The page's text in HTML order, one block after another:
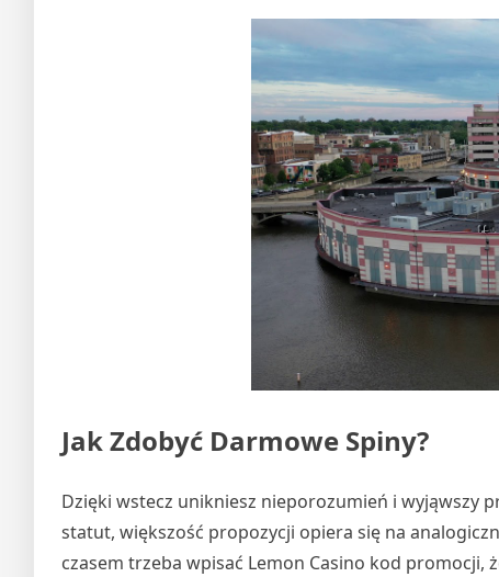
Jak Zdobyć Darmowe Spiny?
Dzięki wstecz unikniesz nieporozumień i wyjąwszy
statut, większość propozycji opiera się na
czasem trzeba wpisać Lemon Casino kod